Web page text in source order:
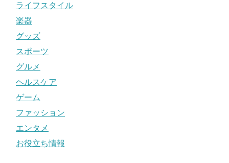
ライフスタイル
楽器
グッズ
スポーツ
グルメ
ヘルスケア
ゲーム
ファッション
エンタメ
お役立ち情報